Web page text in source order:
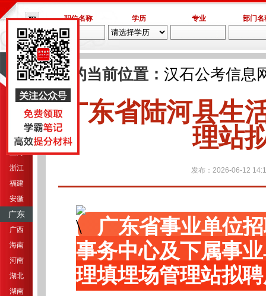
职位名称 学历 专业 部门名
导航
江苏
上海
浙江
福建
安徽
广东
广西
海南
河南
湖北
湖南
您的当前位置： 汉石公考信息
广东省陆河县生
理站
发布：2026-06-12
广东省事业单位
事务中心及下属事
理填埋场管理站拟